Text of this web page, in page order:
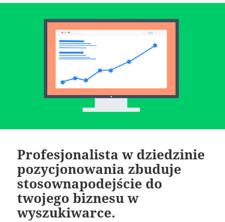
Profesjonalista w dziedzinie
pozycjonowania zbuduje
stosownapodejście do
twojego biznesu w
wyszukiwarce.